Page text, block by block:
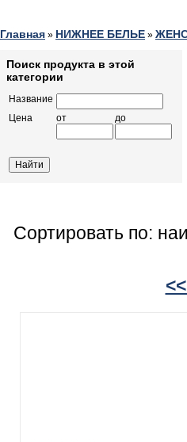
Главная » НИЖНЕЕ БЕЛЬЕ »
Поиск продукта в этой
категории
Название
Цена
от до
Сортировать по: